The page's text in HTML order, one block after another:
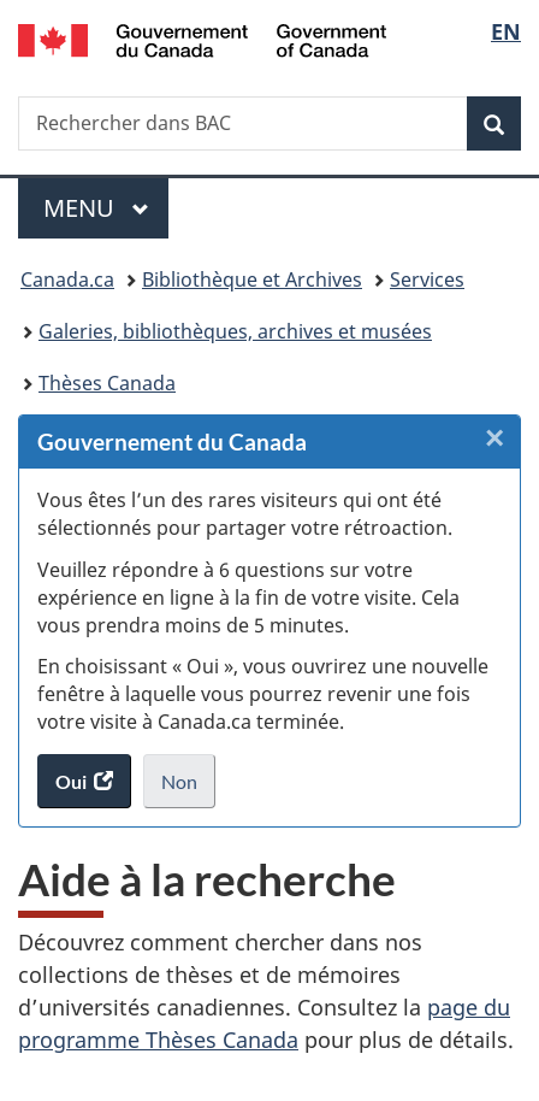
Passer
au
Passer
au
Passer
à
du
Passer
à
simplifiée
de
la
EN
Recherche
Rechercher
dans
Menu
MENU PRINCIPAL
Vous
êtes
ici :
Canada.ca Bibliothèque et Archives
Services
Galeries, bibliothèques, archives et musées
Thèses Canada
Gouvernement du Canada
Vous êtes l’un des rares visiteurs qui ont été
sélectionnés pour partager votre rétroaction.
Veuillez répondre à 6 questions sur votre
expérience en ligne à la fin de votre visite. Cela
vous prendra moins de 5 minutes.
En choisissant « Oui », vous ouvrirez une nouvelle
fenêtre à laquelle vous pourrez revenir une fois
votre visite à Canada.ca terminée.
Oui
accéder
au
Non
je
pas
au
sondage
du
site
.
×
Aide à la recherche
Découvrez comment chercher dans nos
collections de thèses et de mémoires
d’universités canadiennes. Consultez la page du
programme Thèses Canada pour plus de détails.